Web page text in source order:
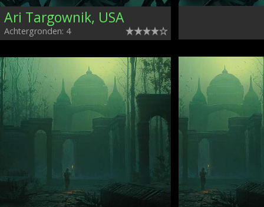
Ari Targownik, USA
Achtergronden: 4